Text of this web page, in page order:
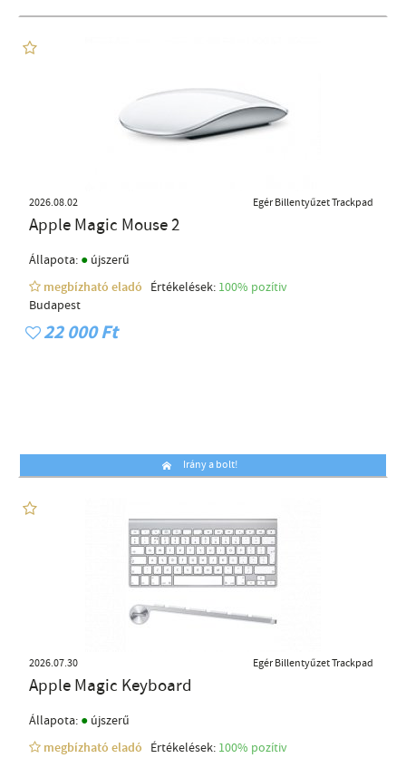
2026.08.02 Egér Billentyűzet Trackpad
Apple Magic Mouse 2
Állapota: ● újszerű
megbízható eladó
Értékelések: 100% pozítiv
Budapest
22 000 Ft
Irány a bolt!
2026.07.30 Egér Billentyűzet Trackpad
Apple Magic Keyboard
Állapota: ● újszerű
megbízható eladó
Értékelések: 100% pozítiv